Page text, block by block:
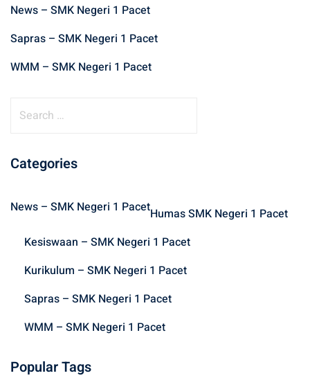
News – SMK Negeri 1 Pacet
Sapras – SMK Negeri 1 Pacet
WMM – SMK Negeri 1 Pacet
r
f
Categories
News – SMK Negeri 1 PacetHumas SMK Negeri 1 Pacet
Kesiswaan – SMK Negeri 1 Pacet
Kurikulum – SMK Negeri 1 Pacet
Sapras – SMK Negeri 1 Pacet
WMM – SMK Negeri 1 Pacet
Popular Tags